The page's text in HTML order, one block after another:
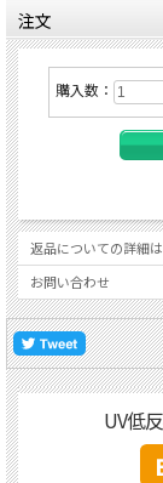
入れ替え
て
カラー シ
吊
縦
※低
り
ご
注文
購入数：
返品についての詳細
お問い合わせ
UV低